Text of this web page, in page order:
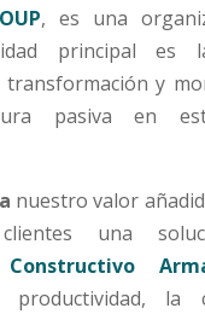
, es una
principal es
transformación y
pasiva en
nuestro valor
una
productividad, la